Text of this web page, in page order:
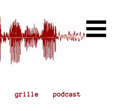
grille podcast